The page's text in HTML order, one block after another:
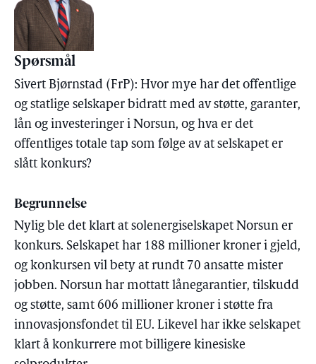
Spørsmål
Sivert Bjørnstad (FrP): Hvor mye har det offentlige
og statlige selskaper bidratt med av støtte, garanter,
lån og investeringer i Norsun, og hva er det
offentliges totale tap som følge av at selskapet er
slått konkurs?
Begrunnelse
Nylig ble det klart at solenergiselskapet Norsun er
konkurs. Selskapet har 188 millioner kroner i gjeld,
og konkursen vil bety at rundt 70 ansatte mister
jobben. Norsun har mottatt lånegarantier, tilskudd
og støtte, samt 606 millioner kroner i støtte fra
innovasjonsfondet til EU. Likevel har ikke selskapet
klart å konkurrere mot billigere kinesiske